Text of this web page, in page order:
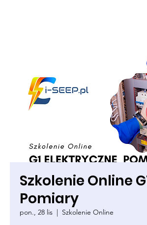
Szkolenie Online
Pomiary
pon., 28 lis
  |
Szkolenie Online